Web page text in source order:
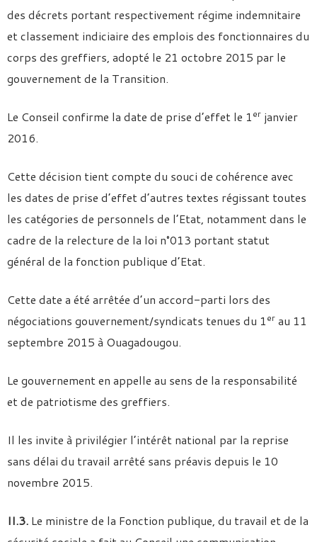
des décrets portant respectivement régime indemnitaire
et classement indiciaire des emplois des fonctionnaires du
corps des greffiers, adopté le 21 octobre 2015 par le
gouvernement de la Transition.
Le Conseil confirme la date de prise d’effet le 1er janvier
2016.
Cette décision tient compte du souci de cohérence avec
les dates de prise d’effet d’autres textes régissant toutes
les catégories de personnels de l’Etat, notamment dans le
cadre de la relecture de la loi n°013 portant statut
général de la fonction publique d’Etat.
Cette date a été arrêtée d’un accord-parti lors des
négociations gouvernement/syndicats tenues du 1er au 11
septembre 2015 à Ouagadougou.
Le gouvernement en appelle au sens de la responsabilité
et de patriotisme des greffiers.
Il les invite à privilégier l’intérêt national par la reprise
sans délai du travail arrêté sans préavis depuis le 10
novembre 2015.
II.3. Le ministre de la Fonction publique, du travail et de la